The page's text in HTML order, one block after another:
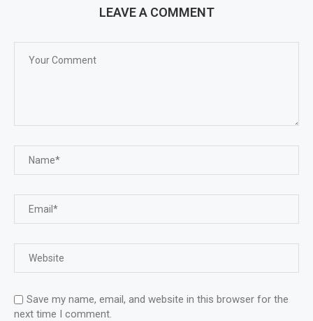
LEAVE A COMMENT
Save my name, email, and website in this browser for the
next time I comment.